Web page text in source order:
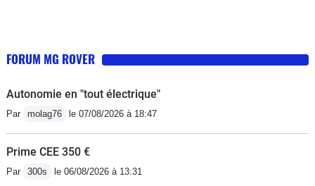
FORUM MG ROVER
Autonomie en "tout électrique"
Par molag76 le 07/08/2026 à 18:47
Prime CEE 350 €
Par 300s le 06/08/2026 à 13:31